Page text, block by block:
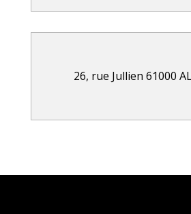
26, rue Jullien 61000